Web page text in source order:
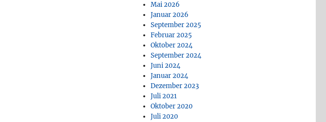
Mai 2026
Januar 2026
September 2025
Februar 2025
Oktober 2024
September 2024
Juni 2024
Januar 2024
Dezember 2023
Juli 2021
Oktober 2020
Juli 2020